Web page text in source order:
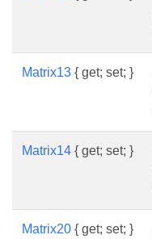
Matrix13 { get; set; }
Matrix14 { get; set; }
Matrix20 { get; set; }